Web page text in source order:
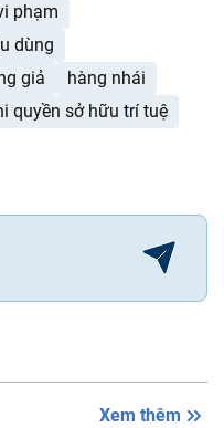
phạm
dùng
giả
hàng nhái
quyền sở hữu trí tuệ
Xem thêm